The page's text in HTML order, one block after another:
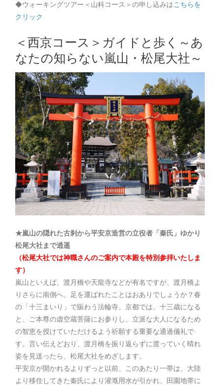
◆ウォーキングツアー＜山科コース＞の申し込みはこちらを
クリック
＜西京コース＞ガイドと歩く～あ
なたの知らない嵐山・松尾大社～
★嵐山の隠れた古刹から平安京造営の立役者「秦氏」ゆかり
松尾大社まで逍遥
（松尾大社では神職さんのご案内で本殿を特別参拝いたしま
す）
嵐山といえば、渡月橋や天龍寺などが有名ですが、渡月橋よ
りさらに南側へ、足を運ばれたことはおありでしょうか？春
の「十三まいり」で賑わう法輪寺。京都では、十三歳になる
と、ご本尊の虚空蔵菩薩にお参りし、立派な大人になるため
の智恵を授けていただけるよう祈願する重要な通過儀礼で
す。言い伝えどおり、渡月橋を振り返らずに渡っていく晴れ
姿を見送ったら、松尾大社をめざします。
平安京が開かれるよりずっと以前、このあたり一帯は、大陸
より移住してきた秦氏により灌漑用水が引かれ、田園地帯に